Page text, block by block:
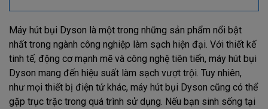
Máy hút bụi Dyson là một trong những sản phẩm nổi bật
nhất trong ngành công nghiệp làm sạch hiện đại. Với thiết kế
tinh tế, động cơ mạnh mẽ và công nghệ tiên tiến, máy hút bụi
Dyson mang đến hiệu suất làm sạch vượt trội. Tuy nhiên,
như mọi thiết bị điện tử khác, máy hút bụi Dyson cũng có thể
gặp trục trặc trong quá trình sử dụng. Nếu bạn sinh sống tại